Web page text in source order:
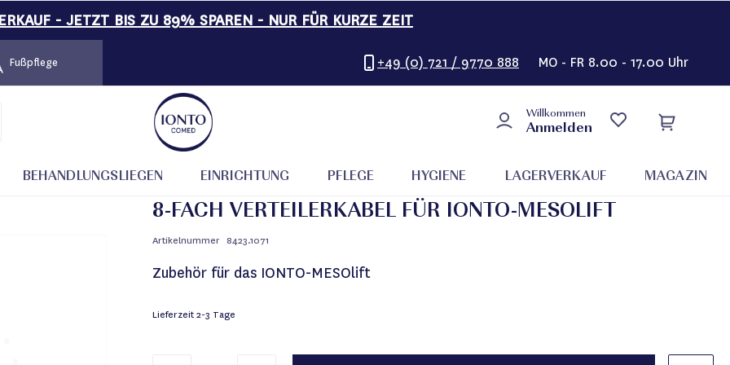
- JETZT BIS ZU 89% SPAREN - NUR FÜR KURZE ZEIT
Fußpflege +49 (0) 721 / 9770 888 MO - FR 8.00 - 17.00 Uhr
Willkommen
Anmelden
BEHANDLUNGSLIEGEN EINRICHTUNG PFLEGE HYGIENE LAGERVERKAUF MAGAZIN
8-FACH VERTEILERKABEL FÜR IONTO-MESOLIFT
Artikelnummer 8423.1071
Zubehör für das IONTO-MESOlift
Lieferzeit2-3 Tage